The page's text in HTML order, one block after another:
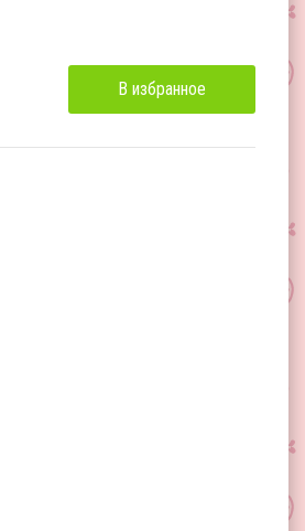
В избранное